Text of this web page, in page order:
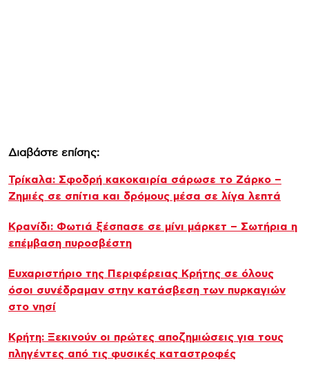
Διαβάστε επίσης:
Τρίκαλα: Σφοδρή κακοκαιρία σάρωσε το Ζάρκο –
Ζημιές σε σπίτια και δρόμους μέσα σε λίγα λεπτά
Κρανίδι: Φωτιά ξέσπασε σε μίνι μάρκετ – Σωτήρια η
επέμβαση πυροσβέστη
Ευχαριστήριο της Περιφέρειας Κρήτης σε όλους
όσοι συνέδραμαν στην κατάσβεση των πυρκαγιών
στο νησί
Κρήτη: Ξεκινούν οι πρώτες αποζημιώσεις για τους
πληγέντες από τις φυσικές καταστροφές